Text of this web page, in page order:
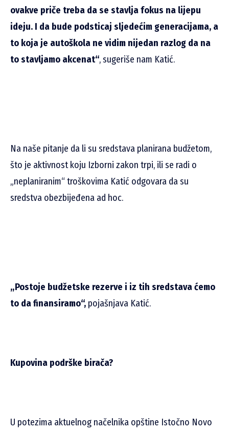
ovakve priče treba da se stavlja fokus na lijepu
ideju. I da bude podsticaj sljedećim generacijama, a
to koja je autoškola ne vidim nijedan razlog da na
to stavljamo akcenat“, sugeriše nam Katić.
Na naše pitanje da li su sredstava planirana budžetom,
što je aktivnost koju Izborni zakon trpi, ili se radi o
„neplaniranim“ troškovima Katić odgovara da su
sredstva obezbijeđena ad hoc.
„Postoje budžetske rezerve i iz tih sredstava ćemo
to da finansiramo“, pojašnjava Katić.
Kupovina podrške birača?
U potezima aktuelnog načelnika opštine Istočno Novo